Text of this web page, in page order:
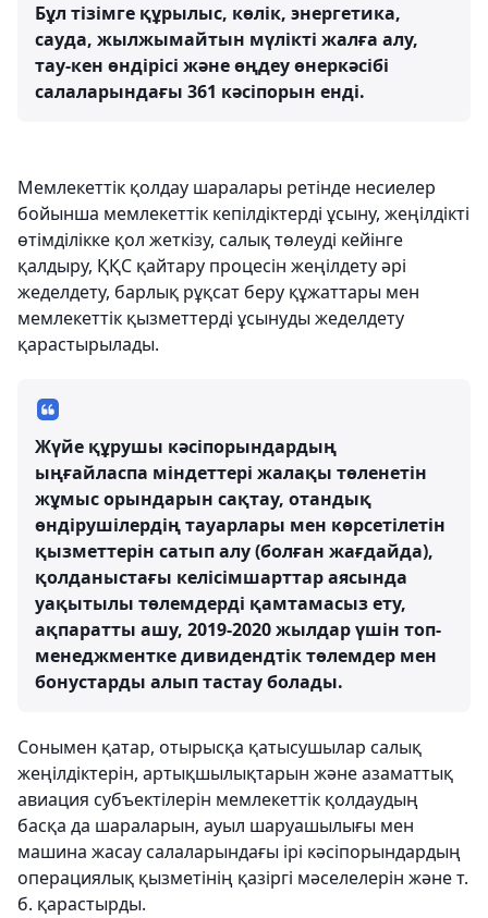
Бұл тізімге құрылыс, көлік, энергетика,
сауда, жылжымайтын мүлікті жалға алу,
тау-кен өндірісі және өңдеу өнеркәсібі
салаларындағы 361 кәсіпорын енді.
Мемлекеттік қолдау шаралары ретінде несиелер
бойынша мемлекеттік кепілдіктерді ұсыну, жеңілдікті
өтімділікке қол жеткізу, салық төлеуді кейінге
қалдыру, ҚҚС қайтару процесін жеңілдету әрі
жеделдету, барлық рұқсат беру құжаттары мен
мемлекеттік қызметтерді ұсынуды жеделдету
қарастырылады.
Жүйе құрушы кәсіпорындардың
ыңғайласпа міндеттері жалақы төленетін
жұмыс орындарын сақтау, отандық
өндірушілердің тауарлары мен көрсетілетін
қызметтерін сатып алу (болған жағдайда),
қолданыстағы келісімшарттар аясында
уақытылы төлемдерді қамтамасыз ету,
ақпаратты ашу, 2019-2020 жылдар үшін топ-
менеджментке дивидендтік төлемдер мен
бонустарды алып тастау болады.
Сонымен қатар, отырысқа қатысушылар салық
жеңілдіктерін, артықшылықтарын және азаматтық
авиация субъектілерін мемлекеттік қолдаудың
басқа да шараларын, ауыл шаруашылығы мен
машина жасау салаларындағы ірі кәсіпорындардың
операциялық қызметінің қазіргі мәселелерін және т.
б. қарастырды.